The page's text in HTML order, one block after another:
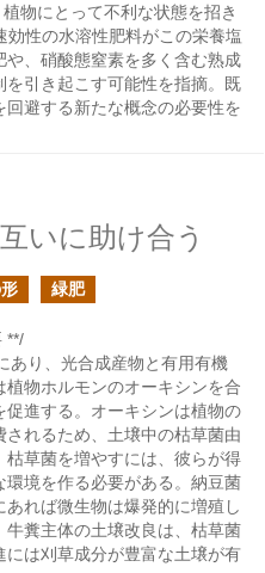
物にとって不利な状態を招き
効性の水溶性肥料がこの栄養塩
、硝酸態窒素を多く含む熟成
引き起こす可能性を指摘。既
避する新たな概念の必要性を
いに助け合う
緑肥
**/
あり、光合成産物と有用有機
物ホルモンのオーキシンを合
進する。オーキシンは植物の
れるため、土壌中の枯草菌由
草菌を増やすには、彼らが得
境を作る必要がある。納豆菌
れば微生物は爆発的に増殖し
糞主体の土壌改良は、枯草菌
は刈草成分が豊富な土壌が有